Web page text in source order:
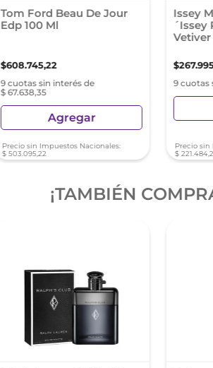
Tom Ford Beau De Jour
Edp 100 Ml
$608.745,22
9 cuotas sin interés de
$ 67.638,35
Agregar
Precio sin Impuestos Nacionales:
$ 503.095,22
Issey
´Issey
Vetiver
$267.
9 cuotas
Precio sin
$ 221.484,
¡TAMBIÉN